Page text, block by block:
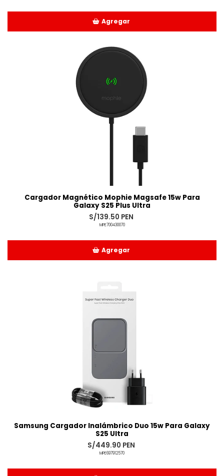
Agregar
Cargador Magnético Mophie Magsafe 15w Para
Galaxy S25 Plus Ultra
S/139.50 PEN
MPE700430070
Agregar
Samsung Cargador Inalámbrico Duo 15w Para Galaxy
S25 Ultra
S/449.90 PEN
MPE697912570